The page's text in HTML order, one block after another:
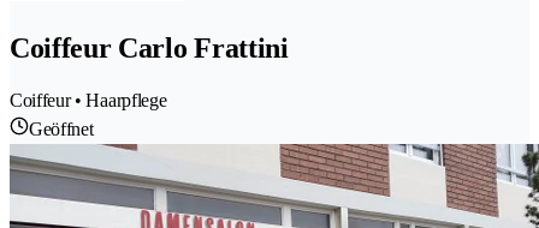
Coiffeur Carlo Frattini
Coiffeur • Haarpflege
Geöffnet